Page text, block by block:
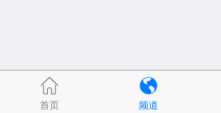
首页 频道